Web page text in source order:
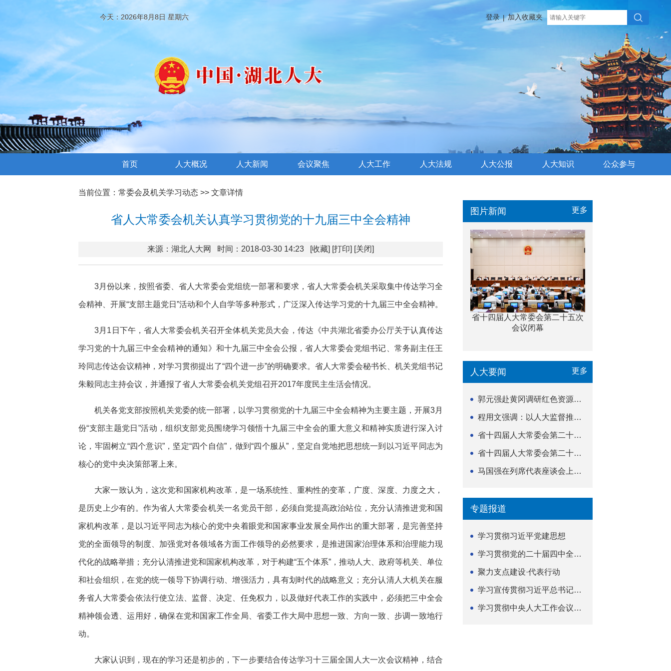
今天：2026年8月8日 星期六 登录 | 加入收藏夹
首页 人大概况 人大新闻 会议聚焦 人大工作 人大法规 人大公报 人大知识 公众参与
当前位置： 常委会及机关学习动态 >> 文章详情
省人大常委会机关认真学习贯彻党的十九届三中全会精神
来源：湖北人大网 时间：2018-03-30 14:23 [收藏] [打印] [关闭]
3月份以来，按照省委、省人大常委会党组统一部署和要求，省人大常委会机关采取集中传达学习全
会精神、开展“支部主题党日”活动和个人自学等多种形式，广泛深入传达学习党的十九届三中全会精神。
3月1日下午，省人大常委会机关召开全体机关党员大会，传达《中共湖北省委办公厅关于认真传达
学习党的十九届三中全会精神的通知》和十九届三中全会公报，省人大常委会党组书记、常务副主任王
玲同志传达会议精神，对学习贯彻提出了“四个进一步”的明确要求。省人大常委会秘书长、机关党组书记
朱毅同志主持会议，并通报了省人大常委会机关党组召开2017年度民主生活会情况。
机关各党支部按照机关党委的统一部署，以学习贯彻党的十九届三中全会精神为主要主题，开展3月
份“支部主题党日”活动，组织支部党员围绕学习领悟十九届三中全会的重大意义和精神实质进行深入讨
论，牢固树立“四个意识”，坚定“四个自信”，做到“四个服从”，坚定自觉地把思想统一到以习近平同志为
核心的党中央决策部署上来。
大家一致认为，这次党和国家机构改革，是一场系统性、重构性的变革，广度、深度、力度之大，
是历史上少有的。作为省人大常委会机关一名党员干部，必须自觉提高政治站位，充分认清推进党和国
家机构改革，是以习近平同志为核心的党中央着眼党和国家事业发展全局作出的重大部署，是完善坚持
党的全面领导的制度、加强党对各领域各方面工作领导的必然要求，是推进国家治理体系和治理能力现
代化的战略举措；充分认清推进党和国家机构改革，对于构建“五个体系”，推动人大、政府等机关、单位
和社会组织，在党的统一领导下协调行动、增强活力，具有划时代的战略意义；充分认清人大机关在服
务省人大常委会依法行使立法、监督、决定、任免权力，以及做好代表工作的实践中，必须把三中全会
精神领会透、运用好，确保在党和国家工作全局、省委工作大局中思想一致、方向一致、步调一致地行
动。
大家认识到，现在的学习还是初步的，下一步要结合传达学习十三届全国人大一次会议精神，结合
图片新闻 更多
省十四届人大常委会第二十五次
会议闭幕
人大要闻 更多
郭元强赴黄冈调研红色资源保护传承立法等工作
程用文强调：以人大监督推动科技金融高质量发展
省十四届人大常委会第二十五次会议闭幕
省十四届人大常委会第二十五次会议举行
马国强在列席代表座谈会上强调 以精准履职筑牢荆楚...
专题报道
学习贯彻习近平党建思想
学习贯彻党的二十届四中全会精神
聚力支点建设·代表行动
学习宣传贯彻习近平总书记关于坚持
学习贯彻中央人大工作会议精神